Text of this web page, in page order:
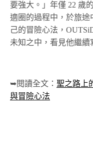
要強大。」年僅 22 歲
適圈的過程中，於旅途
己的冒險心法，
未知之中，看見他繼續
➥閱讀全文： 聖之路上
與冒險心法